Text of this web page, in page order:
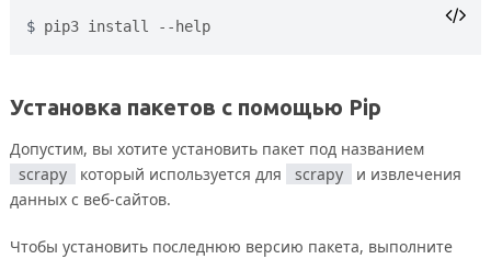
pip3 install --help
Установка пакетов с помощью Pip
Допустим, вы хотите установить пакет под названием
scrapy
который используется для scrapy
и извлечения
данных с веб-сайтов.
Чтобы установить последнюю версию пакета, выполните